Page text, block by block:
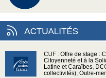
ACTUALITÉS
CUF : Offre de stage :
Citoyenneté et à la
Latine et Caraïbes,
collectivités), Outre-